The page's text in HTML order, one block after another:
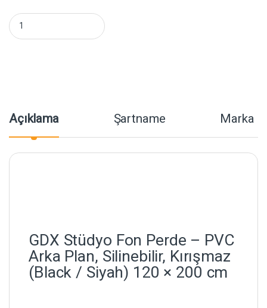
GDX Stüdyo Fon Perde, PVC Arka Plan, Silinebilir, Kırışmaz
Açıklama Şartname Marka
GDX Stüdyo Fon Perde – PVC
Arka Plan, Silinebilir, Kırışmaz
(Black / Siyah) 120 × 200 cm